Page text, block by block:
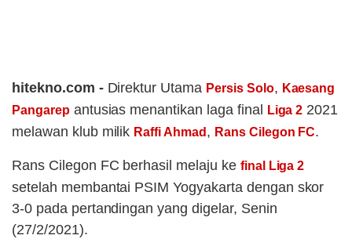
hitekno.com - Direktur Utama Persis Solo, Kaesang
Pangarepantusias menantikan laga final Liga 2 2021
melawan klub milik Raffi Ahmad , Rans Cilegon FC.
Rans Cilegon FC berhasil melaju ke final Liga 2
setelah membantai PSIM Yogyakarta dengan skor
3-0 pada pertandingan yang digelar, Senin
(27/2/2021).